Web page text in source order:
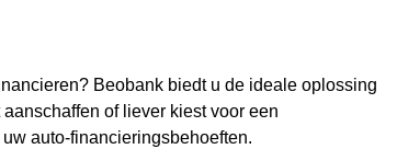
Beobank biedt u de ideale oplossing
of liever kiest voor een
auto-financieringsbehoeften.